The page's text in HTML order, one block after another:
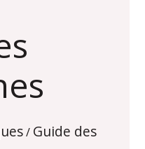
/ Guide des